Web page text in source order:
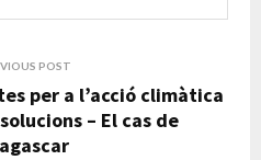
POST
per a l’acció climàtica
– El cas de